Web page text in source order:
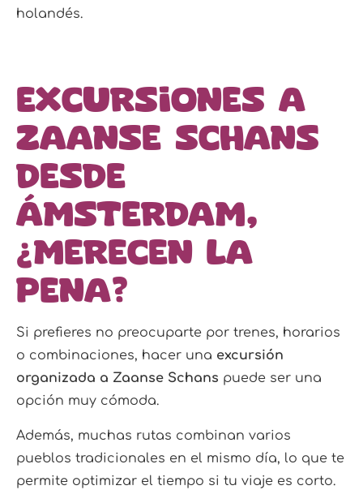
holandés.
Excursiones a
Zaanse Schans
desde
Ámsterdam,
¿merecen la
pena?
Si prefieres no preocuparte por trenes, horarios
o combinaciones, hacer una excursión
organizada a Zaanse Schans puede ser una
opción muy cómoda.
Además, muchas rutas combinan varios
pueblos tradicionales en el mismo día, lo que te
permite optimizar el tiempo si tu viaje es corto.